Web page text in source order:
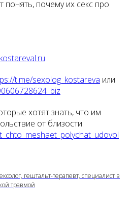
почему их секс про
t.me/sexolog_kostareva или
хотят знать, что им
от близости:
гештальт-терапевт, специалист в
травмой